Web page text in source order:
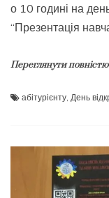
о 10 годині на
“Презентація
Переглянути повністю
абітурієнту День